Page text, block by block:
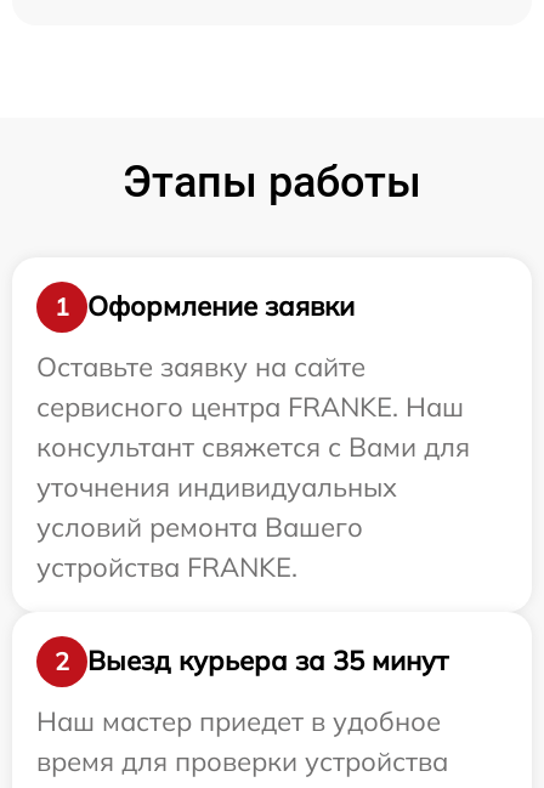
Этапы работы
1
Оформление заявки
Оставьте заявку на сайте
сервисного центра FRANKE. Наш
консультант свяжется с Вами для
уточнения индивидуальных
условий ремонта Вашего
устройства FRANKE.
2
Выезд курьера за 35 минут
Наш мастер приедет в удобное
время для проверки устройства